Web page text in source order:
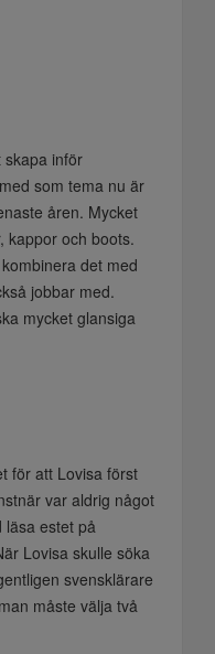
skapa inför
som tema nu är
åren. Mycket
kappor och boots.
det med
jobbar med.
mycket glansiga
för att Lovisa först
var aldrig något
läsa estet på
Lovisa skulle söka
svensklärare
måste välja två